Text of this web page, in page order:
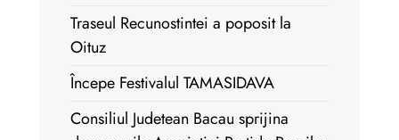
Traseul Recunostintei a poposit la
Oituz
Începe Festivalul TAMASIDAVA
Consiliul Judetean Bacau sprijina